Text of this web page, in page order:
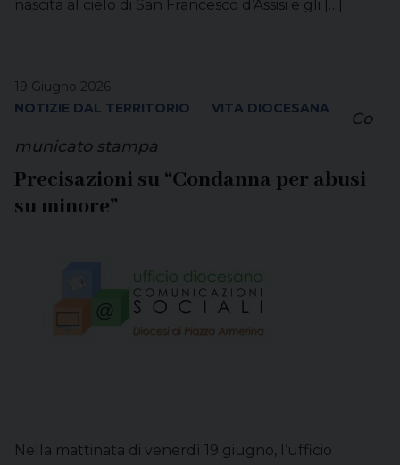
nascita al cielo di San Francesco d’Assisi e gli […]
19 Giugno 2026
NOTIZIE DAL TERRITORIO
VITA DIOCESANA
Co
municato stampa
Precisazioni su “Condanna per abusi
su minore”
Nella mattinata di venerdì 19 giugno, l’ufficio